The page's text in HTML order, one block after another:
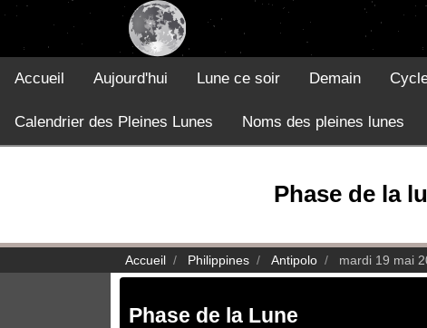
Accueil Aujourd'hui Lune ce soir Demain
Calendrier des Pleines Lunes Noms des pleines lunes
Phase de la
Accueil Philippines Antipolo mardi 19 mai
Phase de la Lune